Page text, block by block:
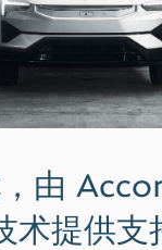
由
术提供支